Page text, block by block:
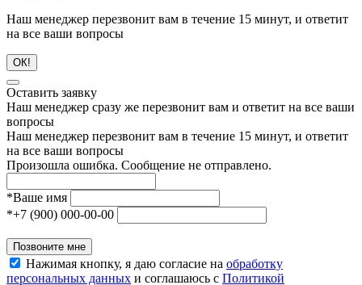
Наш менеджер перезвонит вам в течение 15 минут, и ответит
на все ваши вопросы
ОК!
Оставить заявку
Наш менеджер сразу же перезвонит вам и ответит на все ваши
вопросы
Наш менеджер перезвонит вам в течение 15 минут, и ответит
на все ваши вопросы
Произошла ошибка. Сообщение не отправлено.
*Ваше имя
*+7 (900) 000-00-00
Позвоните мне
Нажимая кнопку, я даю согласие на обработку
персональных данных и соглашаюсь с Политикой